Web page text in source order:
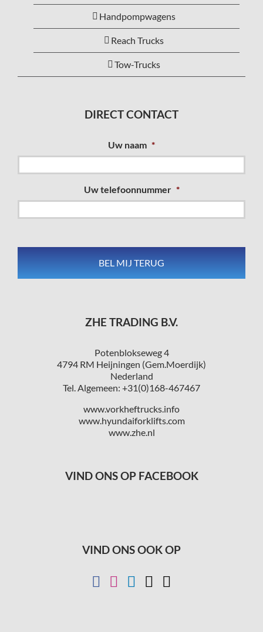
Handpompwagens
Reach Trucks
Tow-Trucks
DIRECT CONTACT
Uw naam *
Uw telefoonnummer *
ZHE TRADING B.V.
Potenblokseweg 4
4794 RM Heijningen (Gem.Moerdijk)
Nederland
Tel. Algemeen: +31(0)168-467467
www.vorkheftrucks.info
www.hyundaiforklifts.com
www.zhe.nl
VIND ONS OP FACEBOOK
VIND ONS OOK OP